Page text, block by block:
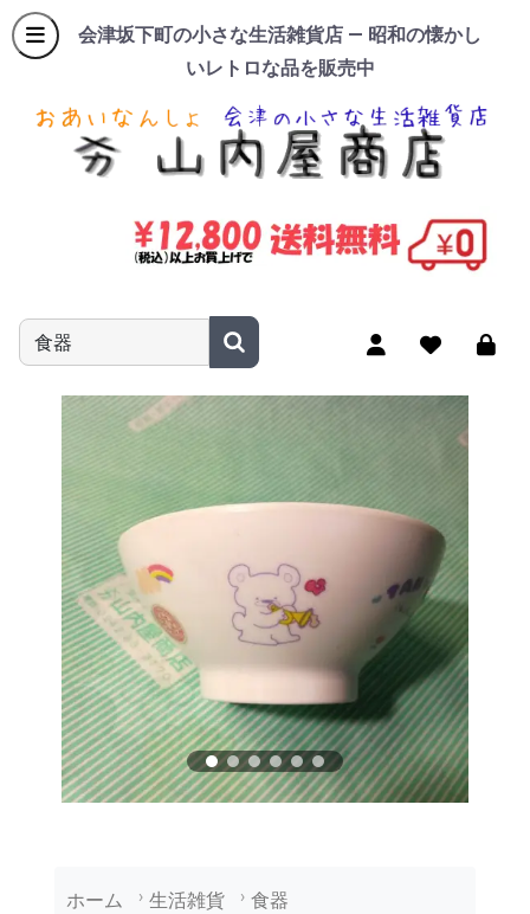
会津坂下町の小さな生活雑貨店 — 昭和の懐かし
いレトロな品を販売中
商品名やキーワードを入力
ホーム 生活雑貨 食器